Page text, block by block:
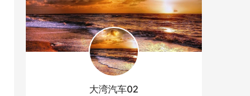
大湾汽车02